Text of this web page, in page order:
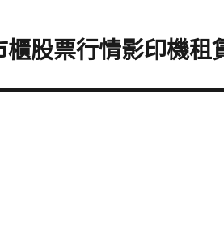
櫃股票行情影印機租